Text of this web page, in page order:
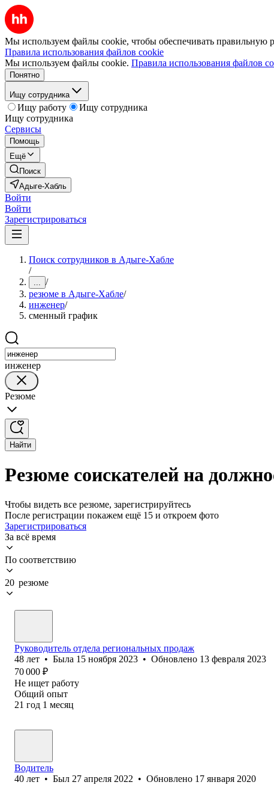
Мы используем файлы cookie, чтобы обеспечивать правильную
Правила использования файлов cookie
Мы используем файлы cookie. Правила использования файлов
Понятно
Ищу сотрудника
Ищу работу
Ищу сотрудника
Ищу сотрудника
Сервисы
Помощь
Ещё
Поиск
Адыге-Хабль
Войти
Войти
Зарегистрироваться
Поиск сотрудников в Адыге-Хабле
/
... /
резюме в Адыге-Хабле/
инженер/
сменный график
инженер
Резюме
Найти
Резюме соискателей на
Чтобы видеть все резюме, зарегистрируйтесь
После регистрации покажем ещё 15 и откроем фото
Зарегистрироваться
За всё время
По соответствию
20 резюме
Руководитель отдела региональных продаж
48 лет • Была 15 ноября 2023 • Обновлено 13 февраля 2023
70 000 ₽
Не ищет работу
Общий опыт
21 год 1 месяц
Водитель
40 лет • Был 27 апреля 2022 • Обновлено 17 января 2020